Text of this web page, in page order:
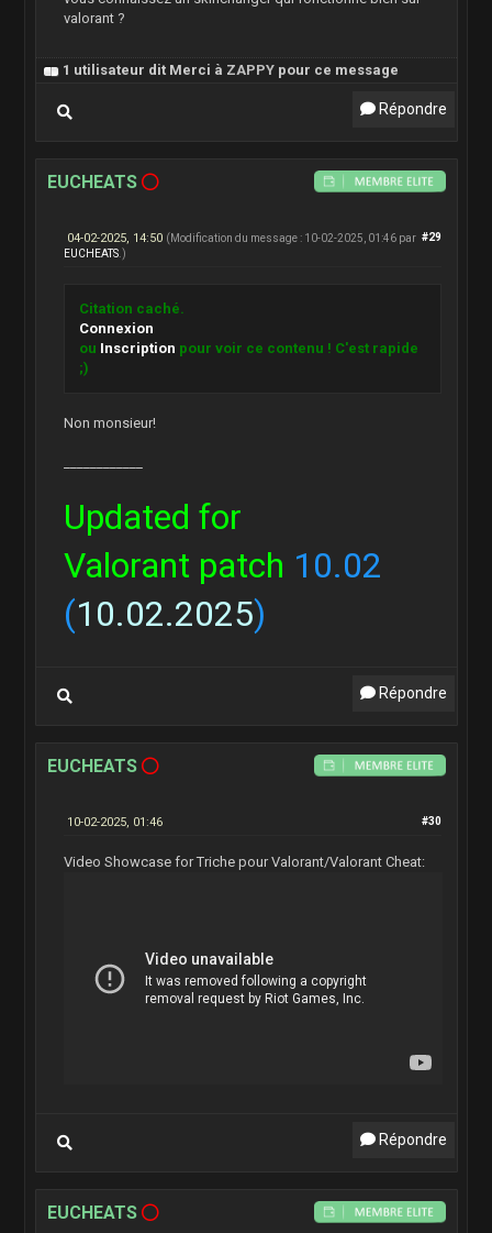
valorant ?
1 utilisateur dit Merci à ZAPPYpour ce message
Répondre
EUCHEATS
#29
04-02-2025, 14:50 (Modification du message : 10-02-2025, 01:46 par
EUCHEATS.)
Citation caché.
Connexion
ou Inscription pour voir ce contenu ! C'est rapide
;)
Non monsieur!
Updated for
Valorant patch 10.02
(10.02.2025)
Répondre
EUCHEATS
#30
10-02-2025, 01:46
Video Showcase for Triche pour Valorant/Valorant Cheat:
Répondre
EUCHEATS